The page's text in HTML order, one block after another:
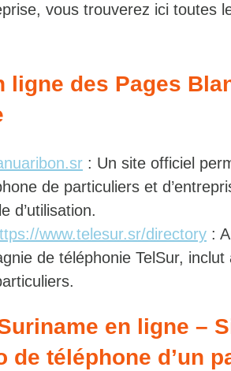
vous trouverez ici toutes
ligne des Pages
: Un site officiel
de particuliers et
d’utilisation.
www.telesur.sr/directory :
de téléphonie TelSur, inclut
en ligne –
de téléphone d’un